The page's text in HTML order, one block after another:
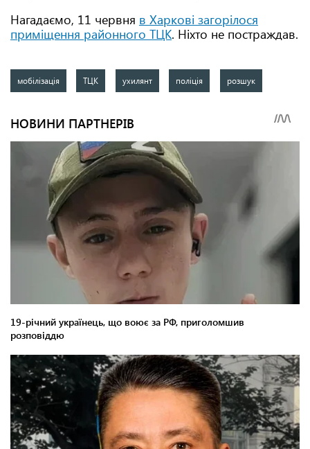
Нагадаємо, 11 червня в Харкові загорілося
приміщення районного ТЦК. Ніхто не постраждав.
мобілізація ТЦК ухилянт поліція розшук